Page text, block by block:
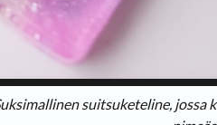
suitsuketeline, jossa